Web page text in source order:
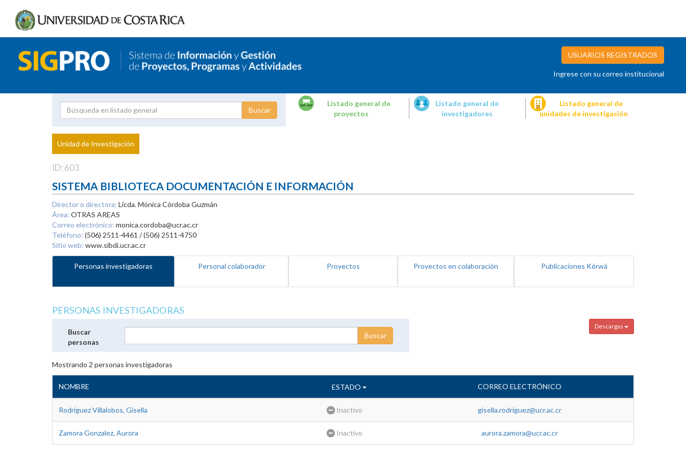
USUARIOS REGISTRADOS
Ingrese con su correo institucional
Proyecto
Investigador
Listado general de
proyectos
Listado general de
investigadores
Listado general de
unidades de investigación
Unidad de Investigación
ID: 603
SISTEMA BIBLIOTECA DOCUMENTACIÓN E INFORMACIÓN
Director o directora: Licda. Mónica Córdoba Guzmán
Área: OTRAS AREAS
Correo electrónico: monica.cordoba@ucr.ac.cr
Teléfono: (506) 2511-4461 / (506) 2511-4750
Sitio web: www.sibdi.ucr.ac.cr
Personas investigadoras Personal colaborador Proyectos Proyectos en colaboración Publicaciones Kérwá
PERSONAS INVESTIGADORAS
Descargas
Buscar
personas
Mostrando 2 personas investigadoras
NOMBRE ESTADO CORREO ELECTRÓNICO
Rodriguez Villalobos, Gisella Inactivo gisella.rodriguez@ucr.ac.cr
Zamora Gonzalez, Aurora Inactivo aurora.zamora@ucr.ac.cr